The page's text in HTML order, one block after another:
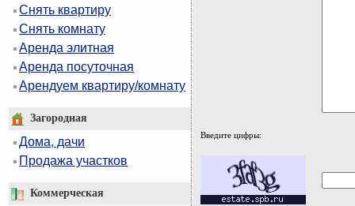
Снять квартиру
Снять комнату
Аренда элитная
Аренда посуточная
Арендуем квартиру/комнату
Загородная
Дома, дачи
Продажа участков
Коммерческая
Введите цифры: